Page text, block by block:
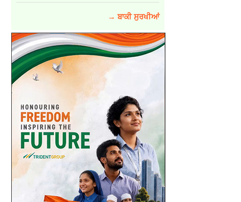
→ ਬਾਕੀ ਸੁਰਖੀਆਂ